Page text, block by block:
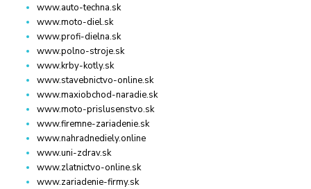
www.auto-techna.sk
www.moto-diel.sk
www.profi-dielna.sk
www.polno-stroje.sk
www.krby-kotly.sk
www.stavebnictvo-online.sk
www.maxiobchod-naradie.sk
www.moto-prislusenstvo.sk
www.firemne-zariadenie.sk
www.nahradnediely.online
www.uni-zdrav.sk
www.zlatnictvo-online.sk
www.zariadenie-firmy.sk